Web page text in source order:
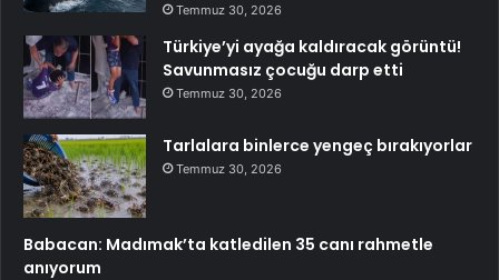
Temmuz 30, 2026
Türkiye’yi ayağa kaldıracak görüntü!
Savunmasız çocuğu darp etti
Temmuz 30, 2026
Tarlalara binlerce yengeç bırakıyorlar
Temmuz 30, 2026
Babacan: Madımak’ta katledilen 35 canı rahmetle
anıyorum